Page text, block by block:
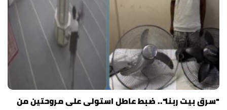
"سرق بيت ربنا".. ضبط عاطل استولى على مروحتين من